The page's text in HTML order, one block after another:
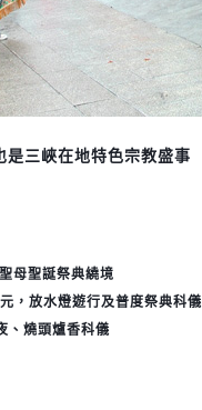
三峽在地特色宗教盛事
誕祭典繞境
，放水燈遊行及普度祭典科儀
頭爐香科儀